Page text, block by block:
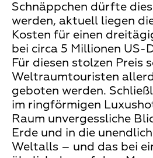
Schnäppchen dürfte
werden, aktuell liegen
Kosten für einen
bei circa 5 Millionen US-
Für diesen stolzen Preis
Weltraumtouristen
geboten werden.
im ringförmigen
Raum unvergessliche
Erde und in die
Weltalls – und das bei